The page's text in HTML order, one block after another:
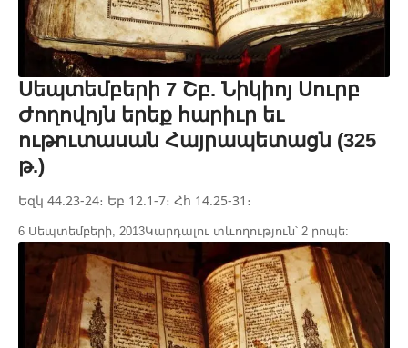
Սեպտեմբերի 7 Շբ. Նիկիոյ Սուրբ
Ժողովոյն երեք հարիւր եւ
ութուտասան Հայրապետացն (325
թ.)
Եզկ 44.23-24։ Եբ 12.1-7։ Հհ 14.25-31։
6 Սեպտեմբերի, 2013Կարդալու տևողություն՝ 2 րոպե: